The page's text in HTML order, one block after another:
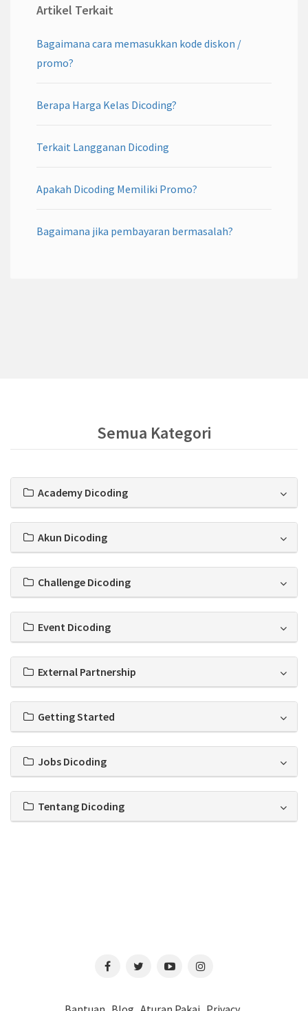
Artikel Terkait
Bagaimana cara memasukkan kode diskon /
promo?
Berapa Harga Kelas Dicoding?
Terkait Langganan Dicoding
Apakah Dicoding Memiliki Promo?
Bagaimana jika pembayaran bermasalah?
Semua Kategori
Academy Dicoding
Akun Dicoding
Challenge Dicoding
Event Dicoding
External Partnership
Getting Started
Jobs Dicoding
Tentang Dicoding